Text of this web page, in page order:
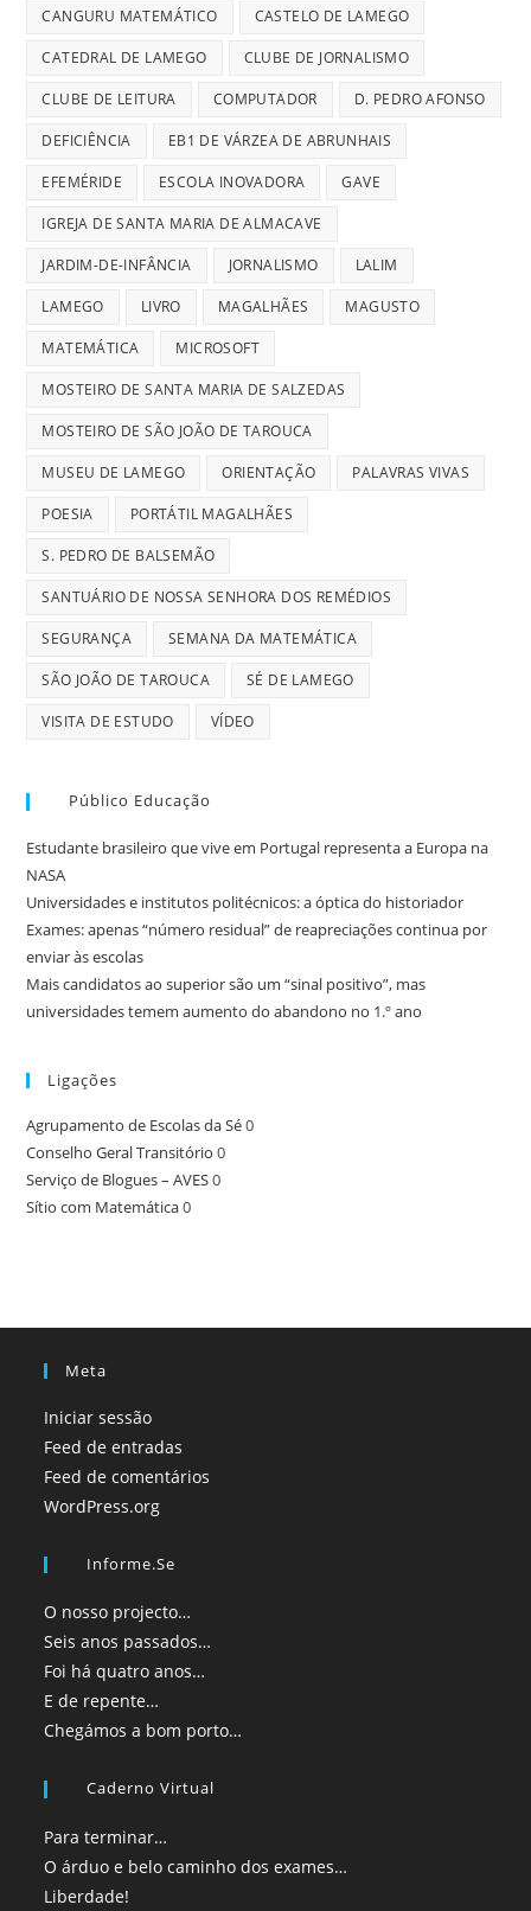
CANGURU MATEMÁTICO CASTELO DE LAMEGO
CATEDRAL DE LAMEGO CLUBE DE JORNALISMO
CLUBE DE LEITURA COMPUTADOR D. PEDRO AFONSO
DEFICIÊNCIA EB1 DE VÁRZEA DE ABRUNHAIS
EFEMÉRIDE ESCOLA INOVADORA GAVE
IGREJA DE SANTA MARIA DE ALMACAVE
JARDIM-DE-INFÂNCIA JORNALISMO LALIM
LAMEGO LIVRO MAGALHÃES MAGUSTO
MATEMÁTICA MICROSOFT
MOSTEIRO DE SANTA MARIA DE SALZEDAS
MOSTEIRO DE SÃO JOÃO DE TAROUCA
MUSEU DE LAMEGO ORIENTAÇÃO PALAVRAS VIVAS
POESIA PORTÁTIL MAGALHÃES
S. PEDRO DE BALSEMÃO
SANTUÁRIO DE NOSSA SENHORA DOS REMÉDIOS
SEGURANÇA SEMANA DA MATEMÁTICA
SÃO JOÃO DE TAROUCA SÉ DE LAMEGO
VISITA DE ESTUDO VÍDEO
Público Educação
Estudante brasileiro que vive em Portugal representa a Europa na
NASA
Universidades e institutos politécnicos: a óptica do historiador
Exames: apenas “número residual” de reapreciações continua por
enviar às escolas
Mais candidatos ao superior são um “sinal positivo”, mas
universidades temem aumento do abandono no 1.º ano
Ligações
Agrupamento de Escolas da Sé0
Conselho Geral Transitório 0
Serviço de Blogues – AVES0
Sítio com Matemática0
Meta
Iniciar sessão
Feed de entradas
Feed de comentários
WordPress.org
Informe.se
O nosso projecto…
Seis anos passados…
Foi há quatro anos…
E de repente…
Chegámos a bom porto…
Caderno Virtual
Para terminar…
O árduo e belo caminho dos exames…
Liberdade!